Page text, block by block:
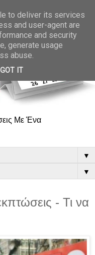
Με Ένα
▼
▼
- Τι να
to deliver its services
and user-agent are
and security
generate usage
abuse.
GOT IT